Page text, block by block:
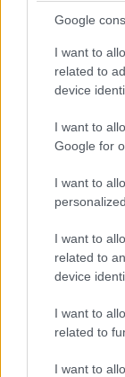
Google
I want to
related to
device
I want to
Google for
I want to
I want to
related to
device
I want to
related to
I want to